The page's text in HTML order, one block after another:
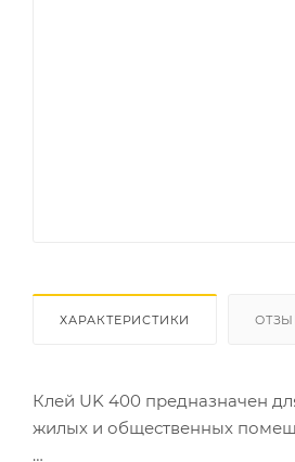
ХАРАКТЕРИСТИКИ
Клей UK 400 предназначен
жилых и общественных